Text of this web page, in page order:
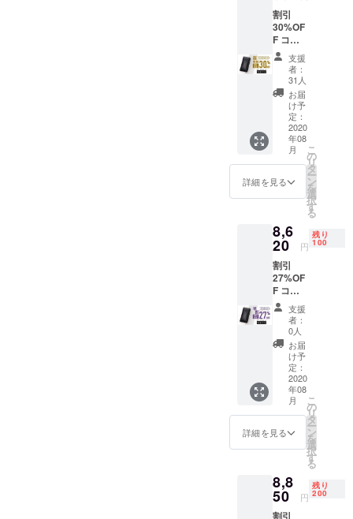
思っており
ます。
割引
30%OF
F コー
ス 一般
販売予
定価格
11,800
円 →
8,260円
（税・
送料
込） 配
送時
期：
2020年
8月予定
容】
■Super
by × 1
個 （ラ
イトニ
ング
ケーブ
ル・マ
イクロ
USB
ケーブ
ル・
Type-C
端子内
蔵） ※
製造状
況によ
場合、
早急に
支援
者：
31人
お届
け予
定：
2020
年08
月
詳細を見る
こ
の
リ
タ
ー
ン
を
選
択
す
る
8,6
20 円
残り
100
割引
27%OF
F コー
ス 一般
販売予
定価格
11,800
円 →
8,620円
（税・
送料
込） 配
送時
期：
2020年
8月予定
容】
■Super
by × 1
支援
者：
0人
お届
け予
定：
2020
年08
月
詳細を見る
こ
の
リ
タ
ー
ン
を
選
択
す
る
8,8
50 円
残り
200